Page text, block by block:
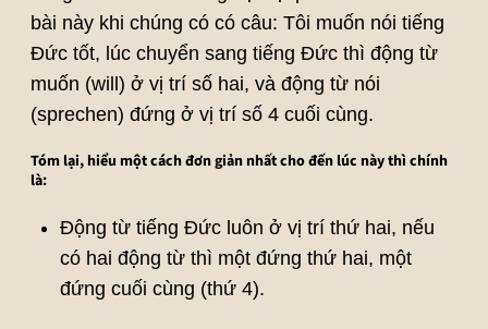
bài này khi chúng có có câu: Tôi muốn nói tiếng
Đức tốt, lúc chuyển sang tiếng Đức thì động từ
muốn (will) ở vị trí số hai, và động từ nói
(sprechen) đứng ở vị trí số 4 cuối cùng.
Tóm lại, hiểu một cách đơn giản nhất cho đến lúc này thì chính
là:
Động từ tiếng Đức luôn ở vị trí thứ hai, nếu
có hai động từ thì một đứng thứ hai, một
đứng cuối cùng (thứ 4).